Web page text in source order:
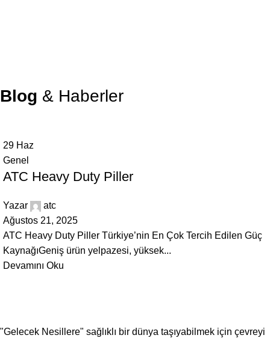
Blog & Haberler
29 Haz
Genel
ATC Heavy Duty Piller
Yazar
atc
Ağustos 21, 2025
ATC Heavy Duty Piller Türkiye’nin En Çok Tercih Edilen Güç
KaynağıGeniş ürün yelpazesi, yüksek...
Devamını Oku
"Gelecek Nesillere" sağlıklı bir dünya taşıyabilmek için çevreyi